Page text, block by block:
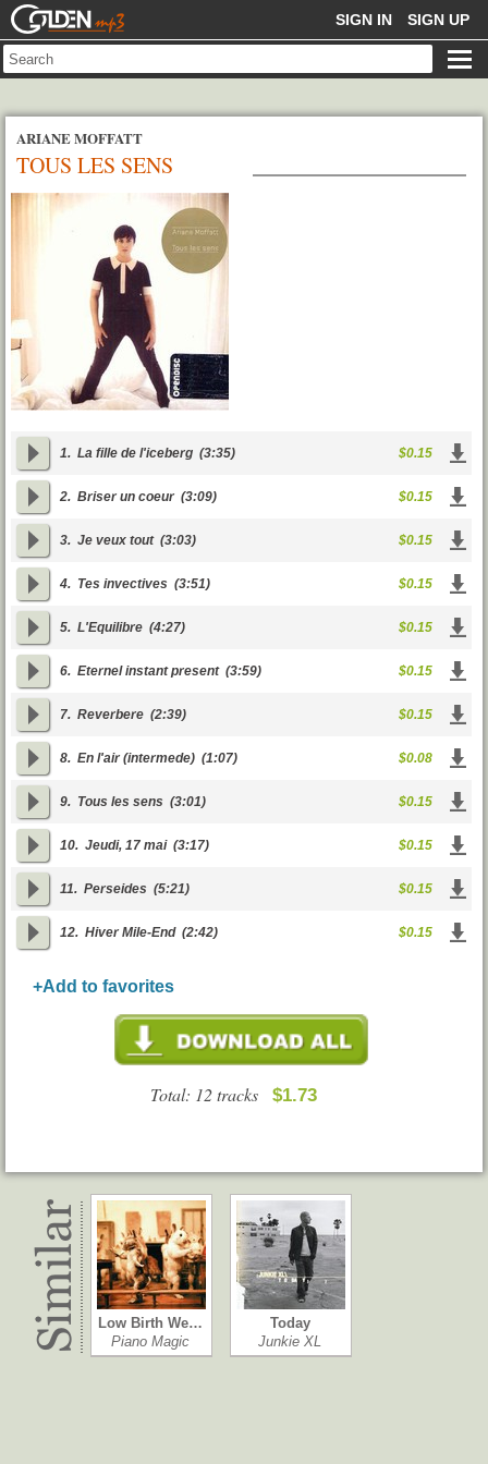
GOLDENMP3 SIGN IN SIGN UP
ARIANE MOFFATT
TOUS LES SENS
1. La fille de l'iceberg (3:35) $0.15
2. Briser un coeur(3:09) $0.15
3. Je veux tout(3:03) $0.15
4. Tes invectives (3:51) $0.15
5. L'Equilibre (4:27) $0.15
6. Eternel instant present(3:59) $0.15
7. Reverbere (2:39) $0.15
8. En l'air (intermede) (1:07) $0.08
9. Tous les sens (3:01) $0.15
10. Jeudi, 17 mai(3:17) $0.15
11. Perseides (5:21) $0.15
12. Hiver Mile-End(2:42) $0.15
+Add to favorites
Total: 12 tracks $1.73
Low Birth We…
Piano Magic
Today
Junkie XL